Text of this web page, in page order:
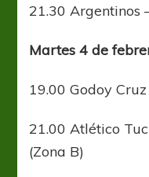
21.30 Argentinos
Martes 4 de
19.00 Godoy
21.00 Atlético
(Zona B)